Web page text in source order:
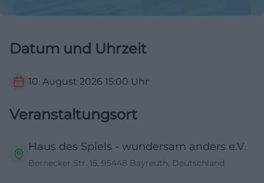
Datum und Uhrzeit
10. August 2026 15:00 Uhr
Veranstaltungsort
Haus des Spiels - wundersam anders e.V.
Bernecker Str. 15, 95448 Bayreuth, Deutschland